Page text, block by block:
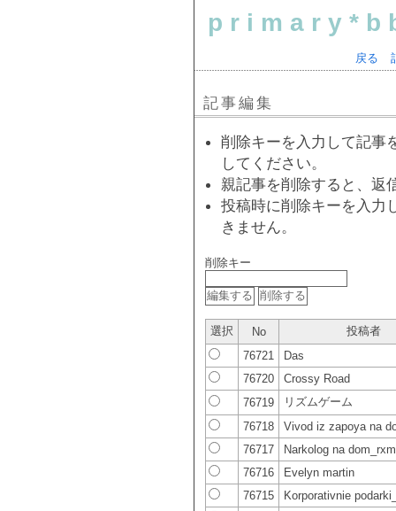
戻る
記事編集
削除キーを入力して記事
してください。
親記事を削除すると、返
投稿時に削除キーを入力
きません。
削除キー
選択 No
投稿者
76721
Das
76720
Crossy Road
76719
リズムゲーム
76718
Vivod iz zapoya na
76717
Narkolog na
76716
Evelyn martin
76715
Korporativnie